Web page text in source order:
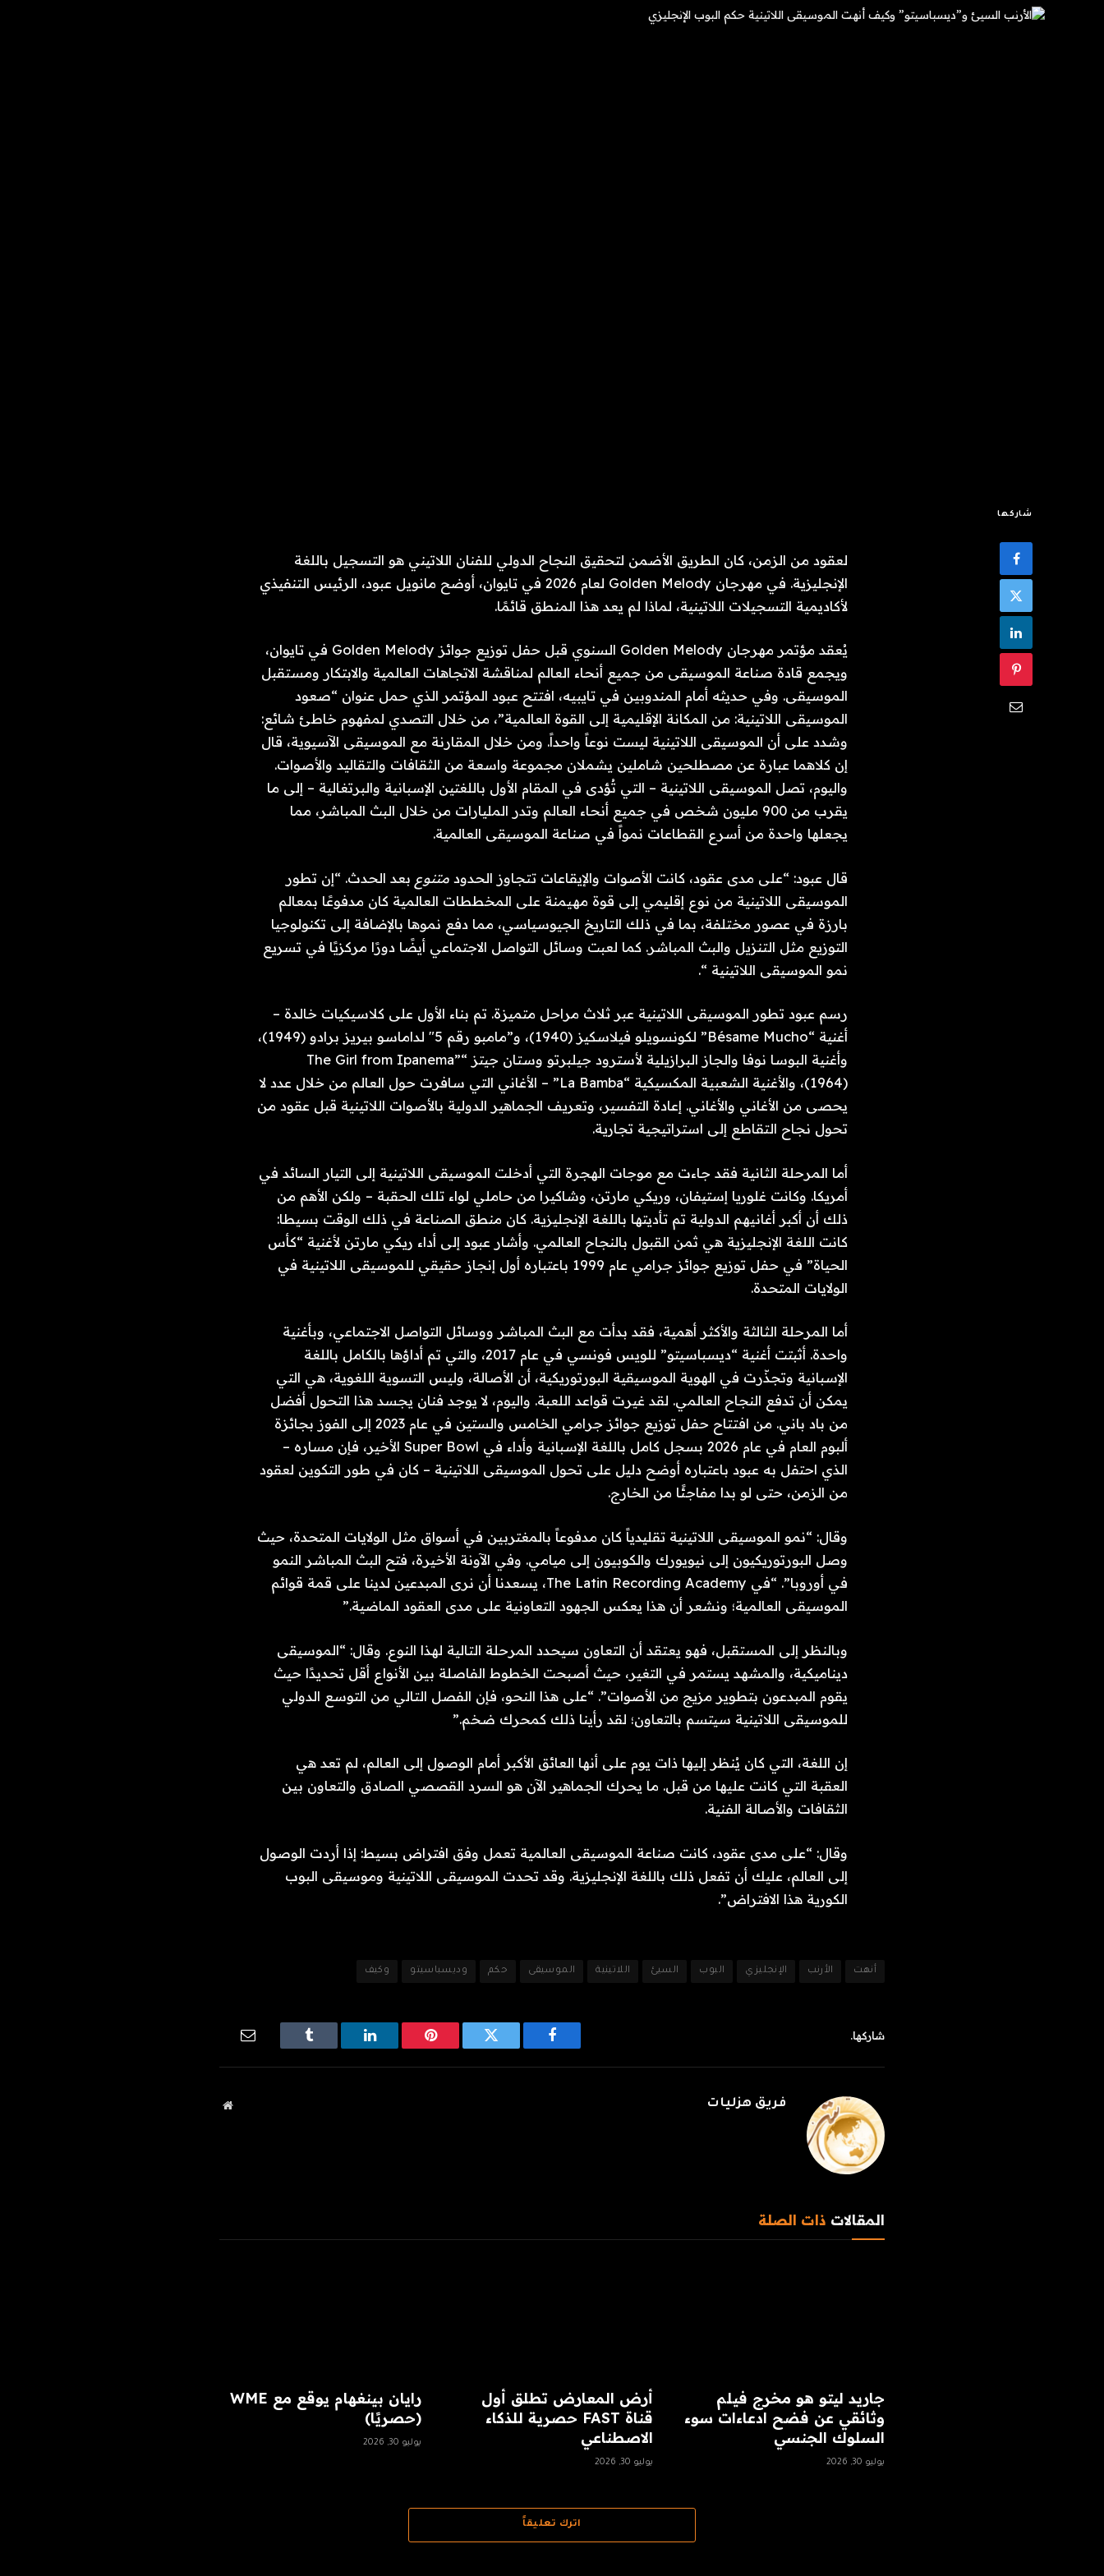
شاركها
لعقود من الزمن، كان الطريق الأضمن لتحقيق النجاح الدولي للفنان اللاتيني هو التسجيل باللغة
الإنجليزية. في مهرجان Golden Melody لعام 2026 في تايوان، أوضح مانويل عبود، الرئيس التنفيذي
لأكاديمية التسجيلات اللاتينية، لماذا لم يعد هذا المنطق قائمًا.
يُعقد مؤتمر مهرجان Golden Melody السنوي قبل حفل توزيع جوائز Golden Melody في تايوان،
ويجمع قادة صناعة الموسيقى من جميع أنحاء العالم لمناقشة الاتجاهات العالمية والابتكار ومستقبل
الموسيقى. وفي حديثه أمام المندوبين في تايبيه، افتتح عبود المؤتمر الذي حمل عنوان “صعود
الموسيقى اللاتينية: من المكانة الإقليمية إلى القوة العالمية”، من خلال التصدي لمفهوم خاطئ شائع:
وشدد على أن الموسيقى اللاتينية ليست نوعاً واحداً. ومن خلال المقارنة مع الموسيقى الآسيوية، قال
إن كلاهما عبارة عن مصطلحين شاملين يشملان مجموعة واسعة من الثقافات والتقاليد والأصوات.
واليوم، تصل الموسيقى اللاتينية – التي تُؤدى في المقام الأول باللغتين الإسبانية والبرتغالية – إلى ما
يقرب من 900 مليون شخص في جميع أنحاء العالم وتدر المليارات من خلال البث المباشر، مما
يجعلها واحدة من أسرع القطاعات نمواً في صناعة الموسيقى العالمية.
قال عبود: “على مدى عقود، كانت الأصوات والإيقاعات تتجاوز الحدود متنوع بعد الحدث. “إن تطور
الموسيقى اللاتينية من نوع إقليمي إلى قوة مهيمنة على المخططات العالمية كان مدفوعًا بمعالم
بارزة في عصور مختلفة، بما في ذلك التاريخ الجيوسياسي، مما دفع نموها بالإضافة إلى تكنولوجيا
التوزيع مثل التنزيل والبث المباشر. كما لعبت وسائل التواصل الاجتماعي أيضًا دورًا مركزيًا في تسريع
نمو الموسيقى اللاتينية “.
رسم عبود تطور الموسيقى اللاتينية عبر ثلاث مراحل متميزة. تم بناء الأول على كلاسيكيات خالدة –
أغنية “Bésame Mucho” لكونسويلو فيلاسكيز (1940)، و”مامبو رقم 5″ لداماسو بيريز برادو (1949)،
وأغنية البوسا نوفا والجاز البرازيلية لأسترود جيلبرتو وستان جيتز “The Girl from Ipanema”
(1964)، والأغنية الشعبية المكسيكية “La Bamba” – الأغاني التي سافرت حول العالم من خلال عدد لا
يحصى من الأغاني والأغاني. إعادة التفسير، وتعريف الجماهير الدولية بالأصوات اللاتينية قبل عقود من
تحول نجاح التقاطع إلى استراتيجية تجارية.
أما المرحلة الثانية فقد جاءت مع موجات الهجرة التي أدخلت الموسيقى اللاتينية إلى التيار السائد في
أمريكا. وكانت غلوريا إستيفان، وريكي مارتن، وشاكيرا من حاملي لواء تلك الحقبة – ولكن الأهم من
ذلك أن أكبر أغانيهم الدولية تم تأديتها باللغة الإنجليزية. كان منطق الصناعة في ذلك الوقت بسيطا:
كانت اللغة الإنجليزية هي ثمن القبول بالنجاح العالمي. وأشار عبود إلى أداء ريكي مارتن لأغنية “كأس
الحياة” في حفل توزيع جوائز جرامي عام 1999 باعتباره أول إنجاز حقيقي للموسيقى اللاتينية في
الولايات المتحدة.
أما المرحلة الثالثة والأكثر أهمية، فقد بدأت مع البث المباشر ووسائل التواصل الاجتماعي، وبأغنية
واحدة. أثبتت أغنية “ديسباسيتو” للويس فونسي في عام 2017، والتي تم أداؤها بالكامل باللغة
الإسبانية وتجذّرت في الهوية الموسيقية البورتوريكية، أن الأصالة، وليس التسوية اللغوية، هي التي
يمكن أن تدفع النجاح العالمي. لقد غيرت قواعد اللعبة. واليوم، لا يوجد فنان يجسد هذا التحول أفضل
من باد باني. من افتتاح حفل ​​توزيع جوائز جرامي الخامس والستين في عام 2023 إلى الفوز بجائزة
ألبوم العام في عام 2026 بسجل كامل باللغة الإسبانية وأداء في Super Bowl الأخير، فإن مساره –
الذي احتفل به عبود باعتباره أوضح دليل على تحول الموسيقى اللاتينية – كان في طور التكوين لعقود
من الزمن، حتى لو بدا مفاجئًا من الخارج.
وقال: “نمو الموسيقى اللاتينية تقليدياً كان مدفوعاً بالمغتربين في أسواق مثل الولايات المتحدة، حيث
وصل البورتوريكيون إلى نيويورك والكوبيون إلى ميامي. وفي الآونة الأخيرة، فتح البث المباشر النمو
في أوروبا”. “في The Latin Recording Academy، يسعدنا أن نرى المبدعين لدينا على قمة قوائم
الموسيقى العالمية؛ ونشعر أن هذا يعكس الجهود التعاونية على مدى العقود الماضية.”
وبالنظر إلى المستقبل، فهو يعتقد أن التعاون سيحدد المرحلة التالية لهذا النوع. وقال: “الموسيقى
ديناميكية، والمشهد يستمر في التغير، حيث أصبحت الخطوط الفاصلة بين الأنواع أقل تحديدًا حيث
يقوم المبدعون بتطوير مزيج من الأصوات”. “على هذا النحو، فإن الفصل التالي من التوسع الدولي
للموسيقى اللاتينية سيتسم بالتعاون؛ لقد رأينا ذلك كمحرك ضخم.”
إن اللغة، التي كان يُنظر إليها ذات يوم على أنها العائق الأكبر أمام الوصول إلى العالم، لم تعد هي
العقبة التي كانت عليها من قبل. ما يحرك الجماهير الآن هو السرد القصصي الصادق والتعاون بين
الثقافات والأصالة الفنية.
وقال: “على مدى عقود، كانت صناعة الموسيقى العالمية تعمل وفق افتراض بسيط: إذا أردت الوصول
إلى العالم، عليك أن تفعل ذلك باللغة الإنجليزية. وقد تحدت الموسيقى اللاتينية وموسيقى البوب ​​
الكورية هذا الافتراض”.
أنهت الأرنب الإنجليزي البوب السيئ اللاتينية الموسيقى حكم وديسباسيتو وكيف
شاركها.
فيسبوك تويتر بينتيريستلينكدإن Tumblr
فريق هزليات
موقع
المقالات ذات الصلة
جاريد ليتو هو مخرج فيلم
وثائقي عن فضح ادعاءات سوء
السلوك الجنسي
يوليو 30, 2026
أرض المعارض تطلق أول
قناة FAST حصرية للذكاء
الاصطناعي
يوليو 30, 2026
رايان بينغهام يوقع مع WME
(حصريًا)
يوليو 30, 2026
اترك تعليقاً